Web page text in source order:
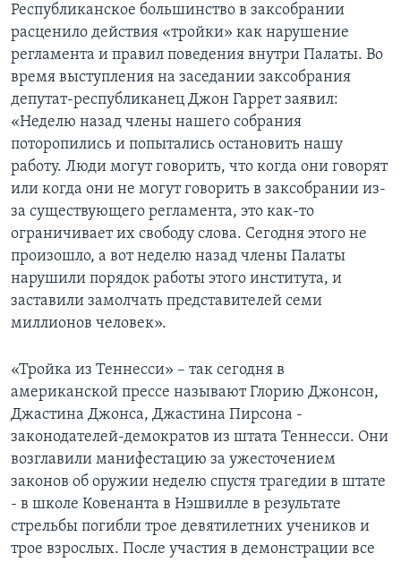
Республиканское большинство в заксобрании
расценило действия «тройки» как нарушение
регламента и правил поведения внутри Палаты. Во
время выступления на заседании заксобрания
депутат-республиканец Джон Гаррет заявил:
«Неделю назад члены нашего собрания
поторопились и попытались остановить нашу
работу. Люди могут говорить, что когда они говорят
или когда они не могут говорить в заксобрании из-
за существующего регламента, это как-то
ограничивает их свободу слова. Сегодня этого не
произошло, а вот неделю назад члены Палаты
нарушили порядок работы этого института, и
заставили замолчать представителей семи
миллионов человек».
«Тройка из Теннесси» – так сегодня в
американской прессе называют Глорию Джонсон,
Джастина Джонса, Джастина Пирсона -
законодателей-демократoв из штата Теннесси. Они
возглавили манифестацию за ужесточением
законов об оружии неделю спустя трагедии в штате
- в школе Ковенанта в Нэшвилле в результате
стрельбы погибли трое девятилетних учеников и
трое взрослых. После участия в демонстрации все